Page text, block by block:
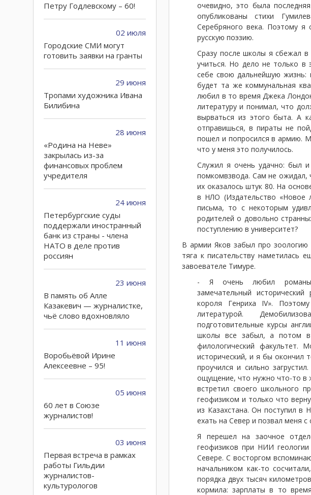
Петру Годлевскому – 60!
02 июля
Городские СМИ могут
готовить заявки на гранты
29 июня
Тропами художника Ивана
Билибина
28 июня
«Родина на Неве»
закрылась из-за
финансовых проблем
учредителя
24 июня
Петербургские суды
поддержали иностранный
банк из страны - члена
НАТО в деле против
россиян
23 июня
В память об Алле
Казакевич — журналистке,
чьё слово вдохновляло
11 июня
Воробьёвой Ирине
Алексеевне – 95!
05 июня
60 лет в Союзе
журналистов!
03 июня
Первая встреча в рамках
работы Гильдии
журналистов-
культурологов
очевидно, это была
опубликованы стихи
Серебряного века. Поэтому
русскую поэзию.
Сразу после школы я сбежал
учиться. Но дело не только
себе свою дальнейшую жизнь:
будет та же коммунальная
любил в то время Джека
литературу и понимал, что
вырваться из этого быта. А
отправишься, в пираты не
пошел и попросился в армию.
что у меня это получилось.
Служил я очень удачно: был
помкомвзвода. Сам не ожидал,
их оказалось штук 80. На
в НЛО (Издательство «Новое
письма, то с некоторым
родителей о довольно
поступлению в университет?
В армии Яков забыл про зоологию
тяга к писательству наметилась
завоевателе Тимуре.
- Я очень любил романы
замечательный
короля Генриха IV».
литературой.
подготовительные курсы
школы все забыл, а потом в
филологический факультет.
исторический, и я бы окончил
проучился и сильно
ощущение, что нужно что-то в
встретил своего школьного
геофизиком и только что
из Казахстана. Он поступил в
ехать на Север и позвал меня с
Я перешел на заочное
геофизиков при НИИ
Севере. С восторгом
начальником как-то
порядка двух тысяч
кормила: зарплаты в то